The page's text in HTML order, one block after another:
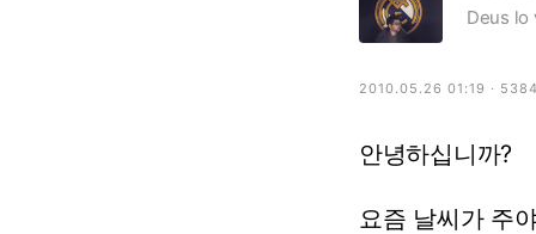
Deus lo
2010.05.26 01:19 ·
안녕하십니까?
요즘 날씨가 주